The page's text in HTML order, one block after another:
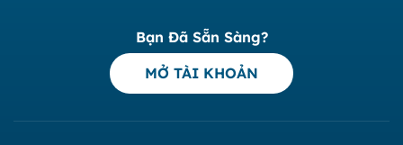
Bạn Đã Sẵn Sàng?
MỞ TÀI KHOẢN